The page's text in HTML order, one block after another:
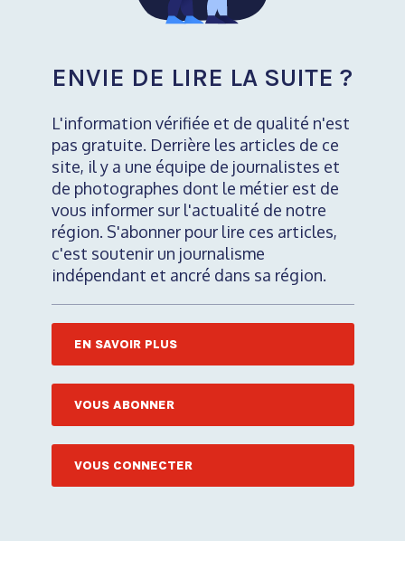
ENVIE DE LIRE LA SUITE ?
L'information vérifiée et de qualité n'est
pas gratuite. Derrière les articles de ce
site, il y a une équipe de journalistes et
de photographes dont le métier est de
vous informer sur l'actualité de notre
région. S'abonner pour lire ces articles,
c'est soutenir un journalisme
indépendant et ancré dans sa région.
EN SAVOIR PLUS
VOUS ABONNER
VOUS CONNECTER